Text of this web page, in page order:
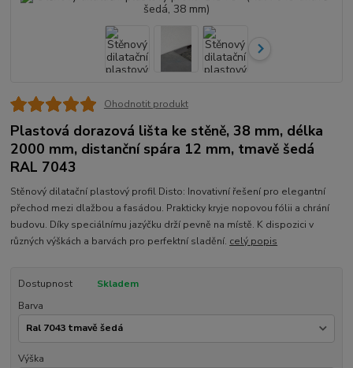
Ohodnotit produkt
Plastová dorazová lišta ke stěně, 38 mm, délka
2000 mm, distanční spára 12 mm, tmavě šedá
RAL 7043
Stěnový dilatační plastový profil Disto: Inovativní řešení pro elegantní
přechod mezi dlažbou a fasádou. Prakticky kryje nopovou fólii a chrání
budovu. Díky speciálnímu jazýčku drží pevně na místě. K dispozici v
různých výškách a barvách pro perfektní sladění. celý popis
Dostupnost
Skladem
Barva
Výška